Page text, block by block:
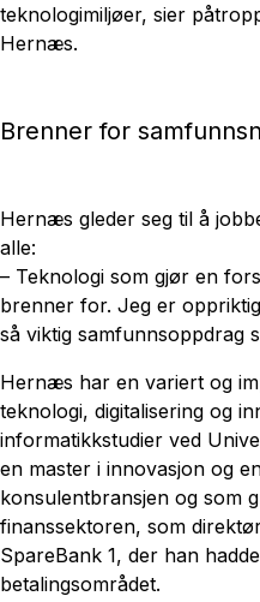
teknologimiljøer, sier
Hernæs.
Brenner for
Hernæs gleder seg til å
alle:
– Teknologi som gjør en
brenner for. Jeg er
så viktig samfunnsoppdrag
Hernæs har en variert og
teknologi, digitalisering og
informatikkstudier ved
en master i innovasjon og
konsulentbransjen og som
finanssektoren, som
SpareBank 1, der han
betalingsområdet.